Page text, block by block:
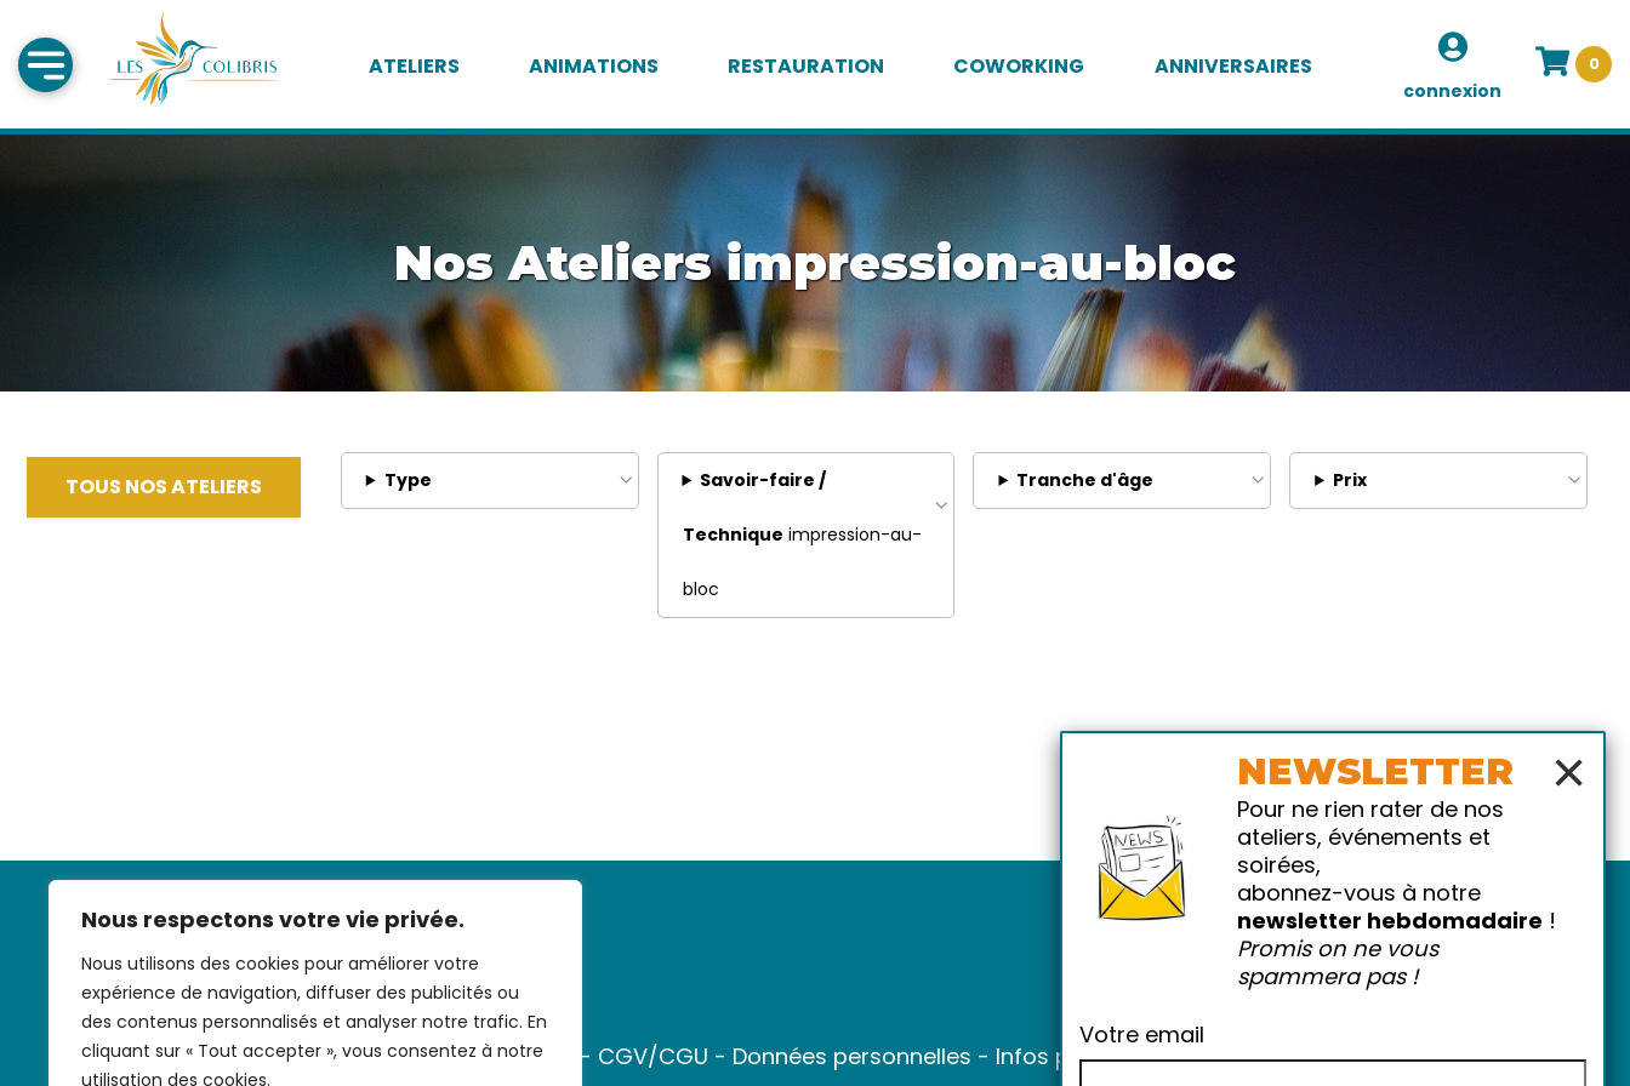
Nous respectons votre vie privée.
Nous utilisons des cookies pour améliorer votre
expérience de navigation, diffuser des publicités ou
des contenus personnalisés et analyser notre trafic. En
cliquant sur « Tout accepter », vous consentez à notre
utilisation des cookies.
ATELIERS ANIMATIONS RESTAURATION COWORKING ANNIVERSAIRES
connexion
0
Nos Ateliers impression-au-bloc
TOUS NOS ATELIERS Type Savoir-faire /
Technique impression-au-
bloc
Tranche d'âge Prix
Nous contacter - CGV/CGU - Données personnelles - Infos pratiques-FAQ
×
NEWSLETTER
Pour ne rien rater de nos
ateliers, événements et
soirées,
abonnez-vous à notre
newsletter hebdomadaire !
Promis on ne vous
spammera pas !
Votre email